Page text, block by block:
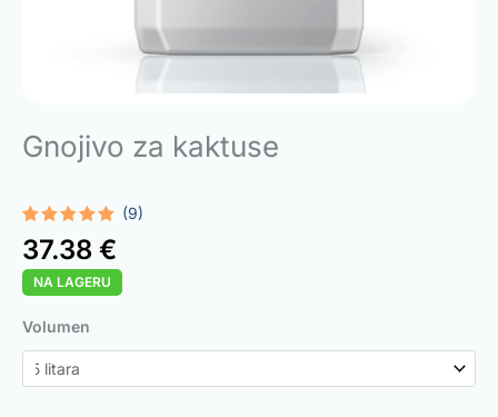
Gnojivo za kaktuse
Rated 4.89
out of 5
based on
9
customer
ratings
(9)
37.38 €
NA LAGERU
Volumen
Cactus
Fertilizer
quantity